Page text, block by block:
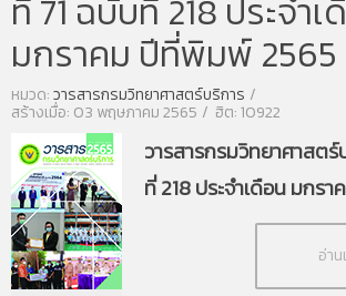
ที่ 71 ฉบับที่ 218 ประจำเ
มกราคม ปีที่พิมพ์ 2565
หมวด:วารสารกรมวิทยาศาสตร์บริการ
สร้างเมื่อ: 03 พฤษภาคม 2565 ฮิต: 10922
วารสารกรมวิทยาศาสต
ที่ 218 ประจำเดือน มก
อ่า